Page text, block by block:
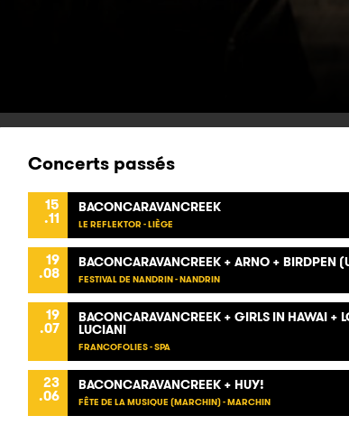
Concerts passés
15
.11
BACONCARAVANCREEK
LE REFLEKTOR - LIÈGE
19
.08
BACONCARAVANCREEK + ARNO + BIRDPEN
FESTIVAL DE NANDRIN - NANDRIN
19
.07
BACONCARAVANCREEK + GIRLS IN HAWAI +
LUCIANI
FRANCOFOLIES - SPA
23
.06
BACONCARAVANCREEK + HUY!
FÊTE DE LA MUSIQUE (MARCHIN) - MARCHIN